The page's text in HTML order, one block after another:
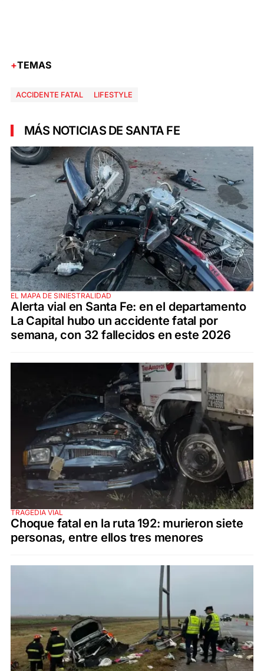
TEMAS
ACCIDENTE FATAL LIFESTYLE
MÁS NOTICIAS DE SANTA FE
EL MAPA DE SINIESTRALIDAD
Alerta vial en Santa Fe: en el departamento
La Capital hubo un accidente fatal por
semana, con 32 fallecidos en este 2026
TRAGEDIA VIAL
Choque fatal en la ruta 192: murieron siete
personas, entre ellos tres menores